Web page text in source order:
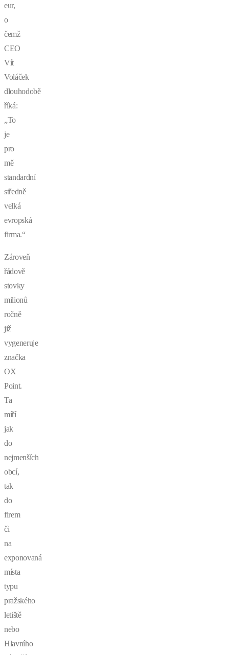
eur,
o
čemž
CEO
Vít
Voláček
dlouhodobě
říká:
„To
je
pro
mě
standardní
středně
velká
evropská
firma.“
Zároveň
řádově
stovky
milionů
ročně
již
vygeneruje
značka
OX
Point.
Ta
míří
jak
do
nejmenších
obcí,
tak
do
firem
či
na
exponovaná
místa
typu
pražského
letiště
nebo
Hlavního